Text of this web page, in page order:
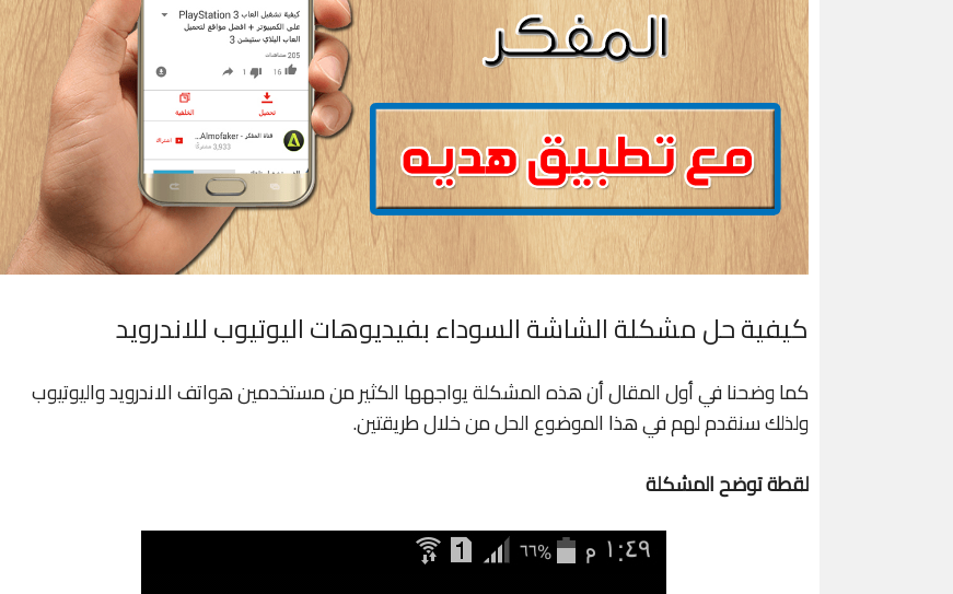
كيفية حل مشكلة الشاشة السوداء بفيديوهات اليوتيوب للاندرويد
كما وضحنا في أول المقال أن هذه المشكلة يواجهها الكثير من مستخدمين هواتف الاندرويد واليوتيوب
ولذلك سنقدم لهم في هذا الموضوع الحل من خلال طريقتين.
لقطة توضح المشكلة